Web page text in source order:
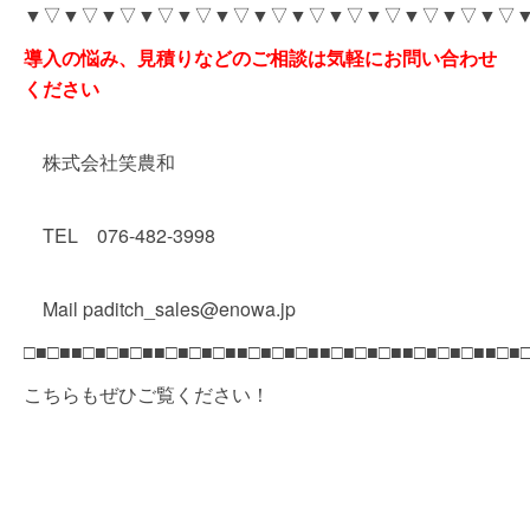
導入の悩み、見積りなどのご相談は気軽にお問い合わせ
ください
株式会社笑農和
TEL 076-482-3998
Mail paditch_sales@enowa.jp
こちらもぜひご覧ください！